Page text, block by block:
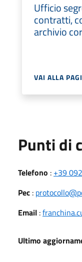
Ufficio
contratti,
archivio
VAI ALLA
Punti di
Telefono : +39
Pec :
Email :
Ultimo